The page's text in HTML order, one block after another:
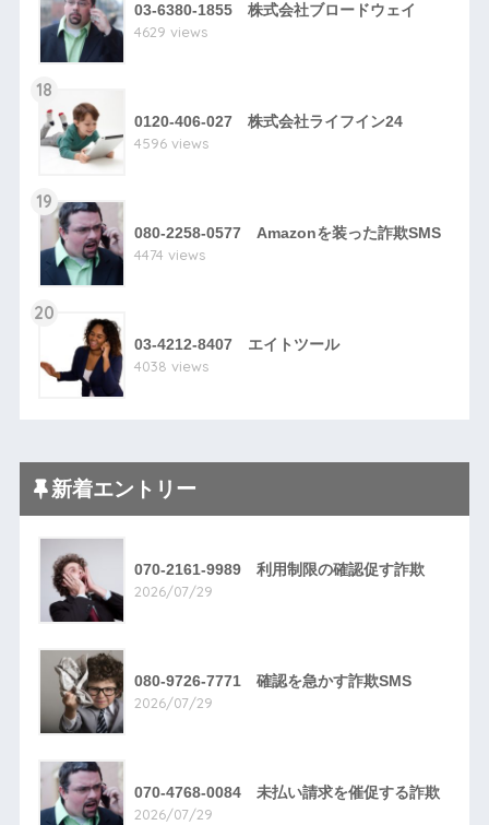
03-6380-1855 株式会社ブロードウェイ
4629 views
18
0120-406-027 株式会社ライフイン24
4596 views
19
080-2258-0577 Amazonを装った詐欺SMS
4474 views
20
03-4212-8407 エイトツール
4038 views
新着エントリー
070-2161-9989 利用制限の確認促す詐欺
2026/07/29
080-9726-7771 確認を急かす詐欺SMS
2026/07/29
070-4768-0084 未払い請求を催促する詐欺
2026/07/29